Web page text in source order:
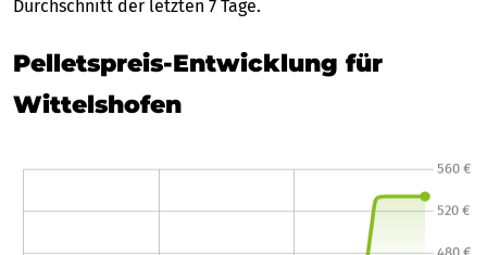
Durchschnitt der letzten 7 Tage.
Pelletspreis-Entwicklung für
Wittelshofen